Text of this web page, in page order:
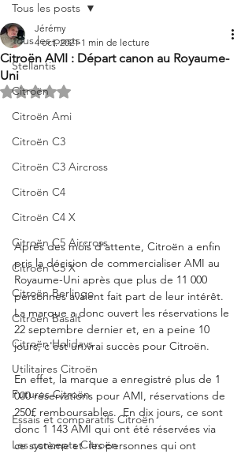
Tous les posts
Stellantis
Citroën
Citroën Ami
Citroën C3
Citroën C3 Aircross
Citroën C4
Citroën C4 X
Citroën C5 Aircross
Citroën C5 X
Citroën Berlingo
Citroën Basalt
Citroën Holidays
Utilitaires Citroën
Futures Citroën
Essais et comparatifs Citroën
Les concepts Citroën
Tous les posts
Citroën AMI : Départ canon au Royaume-
Uni
Jérémy
4 oct. 2021 1 min de lecture
Noté NaN étoiles sur 5.
Après des mois d'attente, Citroën a enfin
pris la décision de commercialiser AMI au
Royaume-Uni après que plus de 11 000
personnes avaient fait part de leur intérêt.
La marque a donc ouvert les réservations le
22 septembre dernier et, en a peine 10
jours, c'est un vrai succès pour Citroën.
En effet, la marque a enregistré plus de 1
000 réservations pour AMI, réservations de
250£ remboursables.  En dix jours, ce sont
donc 1 143 AMI qui ont été réservées via
ce système et  les personnes qui ont